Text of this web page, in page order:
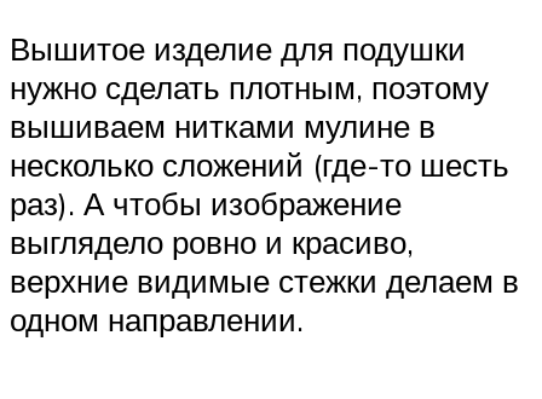
Вышитое изделие для подушки
нужно сделать плотным, поэтому
вышиваем нитками мулине в
несколько сложений (где-то шесть
раз). А чтобы изображение
выглядело ровно и красиво,
верхние видимые стежки делаем в
одном направлении.